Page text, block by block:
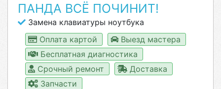
ПАНДА ВСЁ ПОЧИНИТ!
Замена клавиатуры ноутбука
Оплата картой
Выезд мастера
Бесплатная диагностика
Срочный ремонт
Доставка
Запчасти